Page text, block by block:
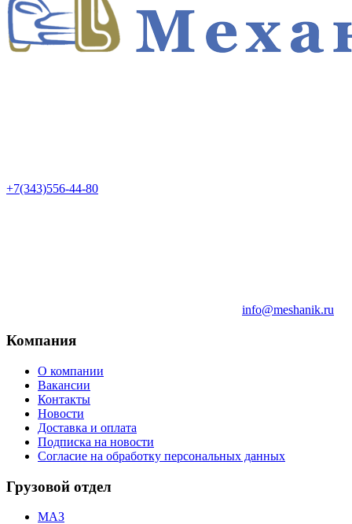
+7(343)556-44-80
info@meshanik.ru
Компания
О компании
Вакансии
Контакты
Новости
Доставка и оплата
Подписка на новости
Согласие на обработку персональных данных
Грузовой отдел
МАЗ